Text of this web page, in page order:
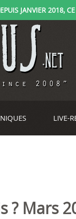
JANVIER 2018,
LIVE-
? Mars